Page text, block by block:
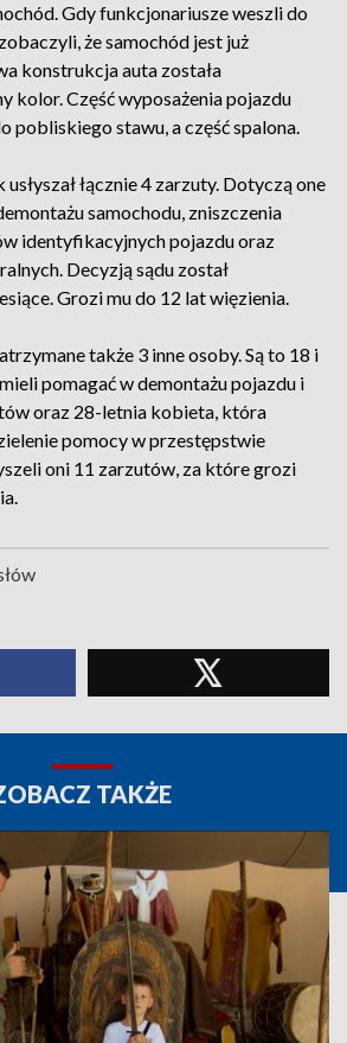
Gdy funkcjonariusze weszli do
że samochód jest już
konstrukcja auta została
kolor. Część wyposażenia pojazdu
pobliskiego stawu, a część spalona.
łącznie 4 zarzuty. Dotyczą one
samochodu, zniszczenia
identyfikacyjnych pojazdu oraz
Decyzją sądu został
Grozi mu do 12 lat więzienia.
także 3 inne osoby. Są to 18 i
pomagać w demontażu pojazdu i
oraz 28-letnia kobieta, która
pomocy w przestępstwie
oni 11 zarzutów, za które grozi
TAKŻE